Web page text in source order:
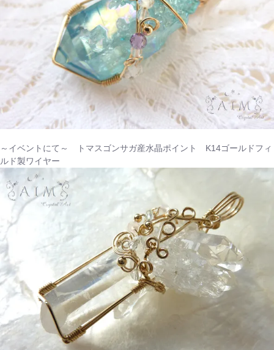
～イベントにて～ トマスゴンサガ産水晶ポイント K14ゴールドフィ
ルド製ワイヤー